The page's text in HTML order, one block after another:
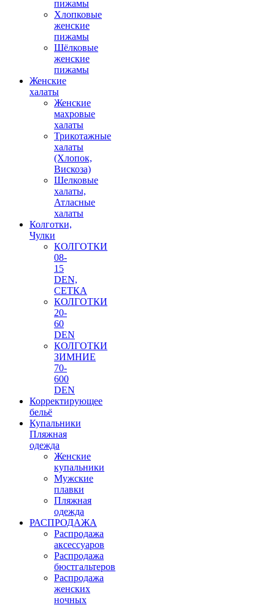
пижамы
Хлопковые
женские
пижамы
Шёлковые
женские
пижамы
Женские
халаты
Женские
махровые
халаты
Трикотажные
халаты
(Хлопок,
Вискоза)
Шелковые
халаты,
Атласные
халаты
Колготки,
Чулки
КОЛГОТКИ
08-
15
DEN,
СЕТКА
КОЛГОТКИ
20-
60
DEN
КОЛГОТКИ
ЗИМНИЕ
70-
600
DEN
Корректирующее
бельё
Купальники
Пляжная
одежда
Женские
купальники
Мужские
плавки
Пляжная
одежда
РАСПРОДАЖА
Распродажа
аксессуаров
Распродажа
бюстгальтеров
Распродажа
женских
ночных